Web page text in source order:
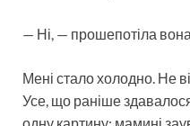
— Ні, — прошепотіла
Мені стало холодно. Не
Усе, що раніше